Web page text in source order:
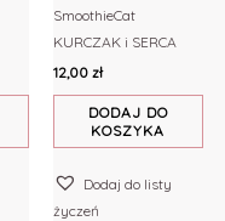
SmoothieCat
KURCZAK i SERCA
12,00 zł
DODAJ DO
KOSZYKA
Dodaj do listy
życzeń